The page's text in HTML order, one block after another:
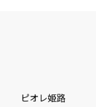
ピオレ姫路